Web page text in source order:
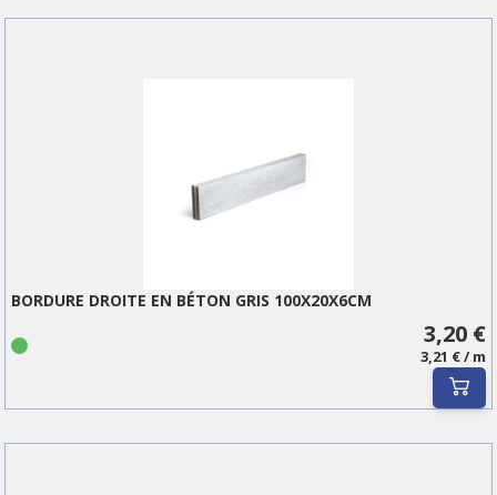
BORDURE DROITE EN BÉTON GRIS 100X20X6CM
3,20 €
3,21 € / m